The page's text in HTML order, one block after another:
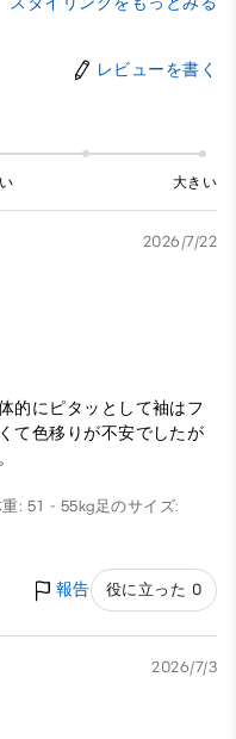
レビューを書く
大きい
2026/7/22
的にピタッとして袖はフ
て色移りが不安でしたが
重: 51 - 55kg足のサイズ:
報告 役に立った 0
2026/7/3